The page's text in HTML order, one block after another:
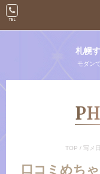
札幌
モダン
TOP / 写メ
口コミめち